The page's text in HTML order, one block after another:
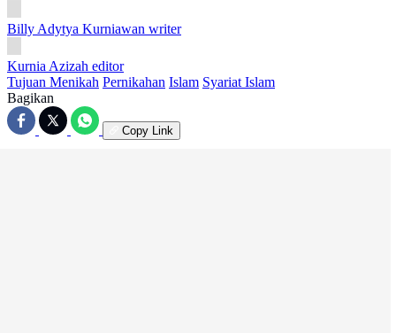
Billy Adytya Kurniawan writer
Kurnia Azizah editor
Tujuan Menikah Pernikahan Islam Syariat Islam
Bagikan
Copy Link